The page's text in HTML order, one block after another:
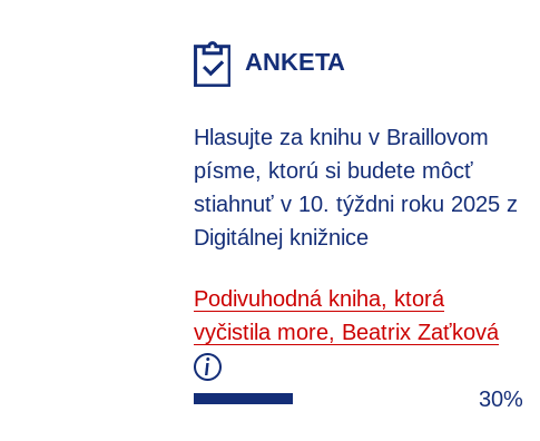
ANKETA
Hlasujte za knihu v Braillovom
písme, ktorú si budete môcť
stiahnuť v 10. týždni roku 2025 z
Digitálnej knižnice
Podivuhodná kniha, ktorá
vyčistila more, Beatrix Zaťková
30%